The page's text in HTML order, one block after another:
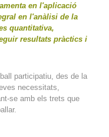
en l'aplicació
en l'anàlisi de la
quantitativa,
resultats pràctics i
participatiu, des de la
necessitats,
se amb els trets que